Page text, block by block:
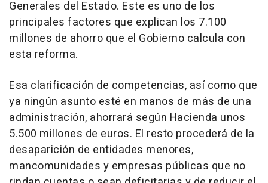
Generales del Estado. Este es uno de los
principales factores que explican los 7.100
millones de ahorro que el Gobierno calcula con
esta reforma.
Esa clarificación de competencias, así como que
ya ningún asunto esté en manos de más de una
administración, ahorrará según Hacienda unos
5.500 millones de euros. El resto procederá de la
desaparición de entidades menores,
mancomunidades y empresas públicas que no